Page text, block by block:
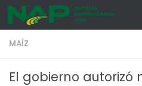
Skip to content
MAÍZ
El gobierno autorizó